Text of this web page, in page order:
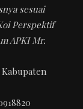
sesuai
Perspektif
APKI Mr.
Kabupaten